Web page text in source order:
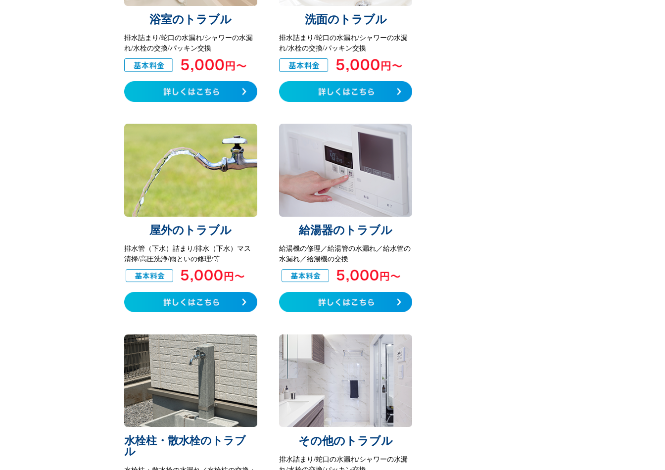
浴室のトラブル
排水詰まり/蛇口の水漏れ/シャワーの水漏
れ/水栓の交換/パッキン交換
洗面のトラブル
排水詰まり/蛇口の水漏れ/シャワーの水漏
れ/水栓の交換/パッキン交換
屋外のトラブル
排水管（下水）詰まり/排水（下水）マス
清掃/高圧洗浄/雨といの修理/等
給湯器のトラブル
給湯機の修理／給湯管の水漏れ／給水管の
水漏れ／給湯機の交換
水栓柱・散水栓のトラブ
ル
その他のトラブル
排水詰まり/蛇口の水漏れ/シャワーの水漏